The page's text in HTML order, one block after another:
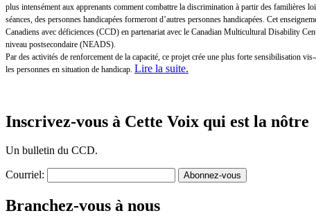
plus intensément aux apprenants comment combattre la discrimination à partir des familières
séances, des personnes handicapées formeront d’autres personnes handicapées. Cet
Canadiens avec déficiences (CCD) en partenariat avec le Canadian Multicultural Disability
niveau postsecondaire (NEADS).
Par des activités de renforcement de la capacité, ce projet crée une plus forte sensibilisation
les personnes en situation de handicap. Lire la suite.
Inscrivez-vous à Cette Voix qui est la nôtre
Un bulletin du CCD.
Courriel:
Branchez-vous à nous